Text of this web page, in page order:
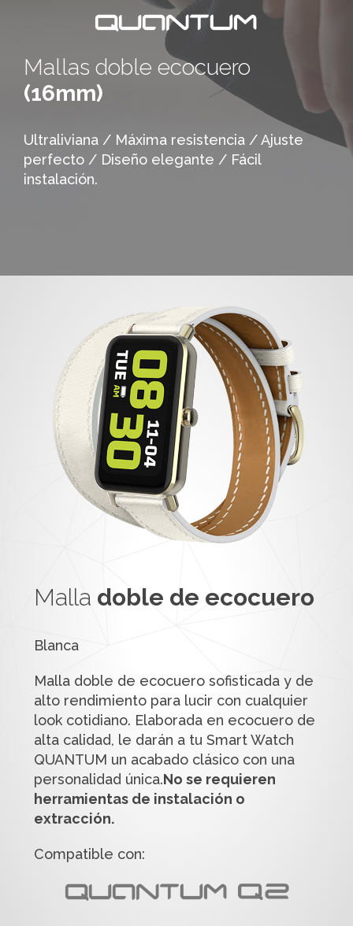
Mallas doble ecocuero
(16mm)
Ultraliviana / Máxima resistencia / Ajuste
perfecto / Diseño elegante / Fácil
instalación.
Malla doble de ecocuero
Blanca
Malla doble de ecocuero sofisticada y de
alto rendimiento para lucir con cualquier
look cotidiano. Elaborada en ecocuero de
alta calidad, le darán a tu Smart Watch
QUANTUM un acabado clásico con una
personalidad única.No se requieren
herramientas de instalación o
extracción.
Compatible con: